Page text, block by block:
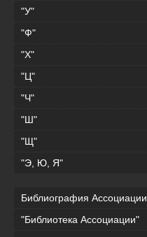
"У"
"Ф"
"Х"
"Ц"
"Ч"
"Ш"
"Щ"
"Э, Ю, Я"
Библиография Ассоциации
"Библиотека Ассоциации"